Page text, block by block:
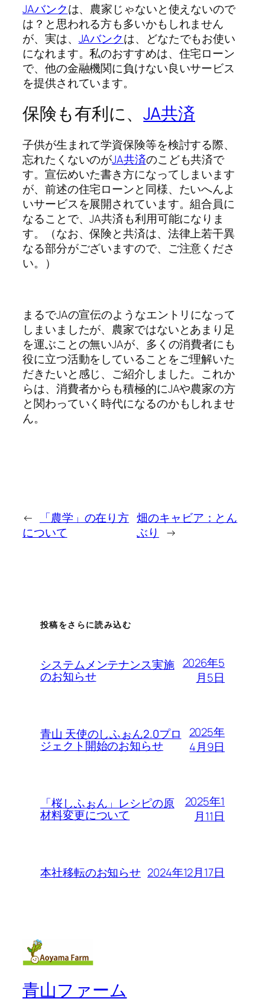
JAバンクは、農家じゃないと使えないので
は？と思われる方も多いかもしれません
が、実は、 JAバンクは、どなたでもお使い
になれます。私のおすすめは、住宅ローン
で、他の金融機関に負けない良いサービス
を提供されています。
保険も有利に、JA共済
子供が生まれて学資保険等を検討する際、
忘れたくないのがJA共済のこども共済で
す。宣伝めいた書き方になってしまいます
が、前述の住宅ローンと同様、たいへんよ
いサービスを展開されています。組合員に
なることで、JA共済も利用可能になりま
す。（なお、保険と共済は、法律上若干異
なる部分がございますので、ご注意くださ
い。）
まるでJAの宣伝のようなエントリになって
しまいましたが、農家ではないとあまり足
を運ぶことの無いJAが、多くの消費者にも
役に立つ活動をしていることをご理解いた
だきたいと感じ、ご紹介しました。これか
らは、消費者からも積極的にJAや農家の方
と関わっていく時代になるのかもしれませ
ん。
←
「農学」の在り方
について
畑のキャビア：とん
ぶり
→
投稿をさらに読み込む
システムメンテナンス実施
のお知らせ
2026年5
月5日
青山 天使のしふぉん2.0プロ
ジェクト開始のお知らせ
2025年
4月9日
「桜しふぉん」レシピの原
材料変更について
2025年1
月11日
本社移転のお知らせ 2024年12月17日
青山ファーム